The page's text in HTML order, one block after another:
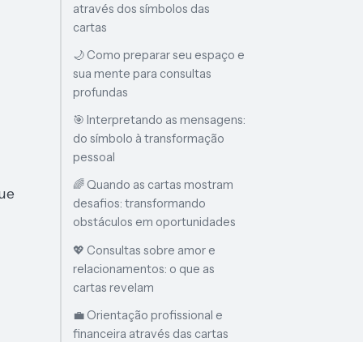
através dos símbolos das
cartas
🌙 Como preparar seu espaço e
sua mente para consultas
profundas
🎯 Interpretando as mensagens:
do símbolo à transformação
pessoal
🌈 Quando as cartas mostram
desafios: transformando
obstáculos em oportunidades
💖 Consultas sobre amor e
relacionamentos: o que as
cartas revelam
💼 Orientação profissional e
financeira através das cartas